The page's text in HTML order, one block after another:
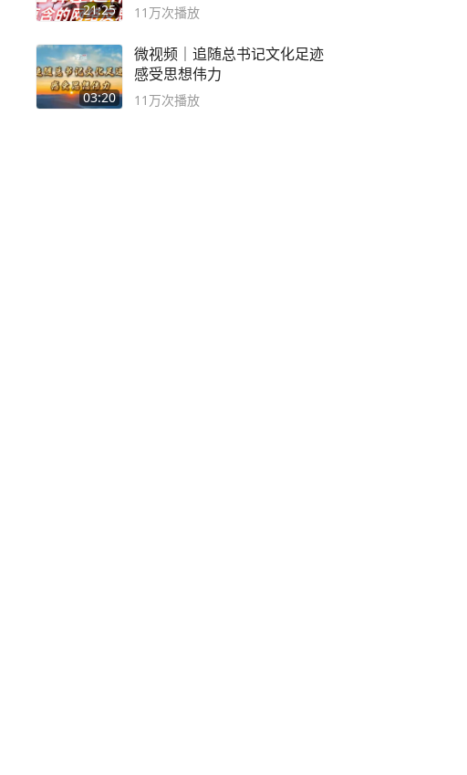
21:25 11万次播放
03:20
微视频｜追随总书记文化足迹
感受思想伟力
11万次播放